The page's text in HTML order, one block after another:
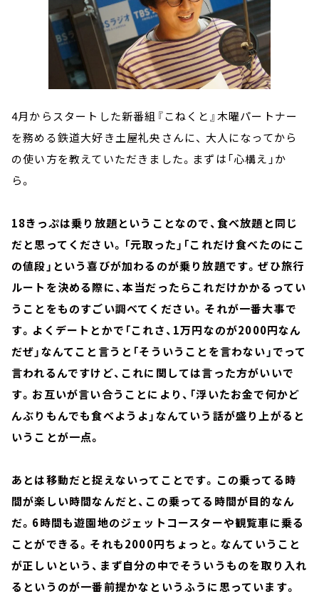
4月からスタートした新番組『こねくと』木曜パートナー
を務める鉄道大好き土屋礼央さんに、 大人になってから
の使い方を教えていただきました。まずは「心構え」か
ら。
18きっぷは乗り放題ということなので、食べ放題と同じ
だと思ってください。「元取った」「これだけ食べたのにこ
の値段」という喜びが加わるのが乗り放題です。ぜひ旅行
ルートを決める際に、本当だったらこれだけかかるってい
うことをものすごい調べてください。それが一番大事で
す。よくデートとかで「これさ、1万円なのが2000円なん
だぜ」なんてこと言うと「そういうことを言わない」でって
言われるんですけど、これに関しては言った方がいいで
す。お互いが言い合うことにより、「浮いたお金で何かど
んぶりもんでも食べようよ」なんていう話が盛り上がると
いうことが一点。
あとは移動だと捉えないってことです。この乗ってる時
間が楽しい時間なんだと、この乗ってる時間が目的なん
だ。6時間も遊園地のジェットコースターや観覧車に乗る
ことができる。それも2000円ちょっと。なんていうこと
が正しいという、まず自分の中でそういうものを取り入れ
るというのが一番前提かなというふうに思っています。